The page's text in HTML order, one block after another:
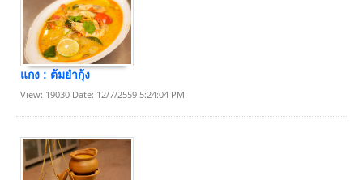
แกง : ต้มยำกุ้ง
View: 19030 Date: 12/7/2559 5:24:04 PM